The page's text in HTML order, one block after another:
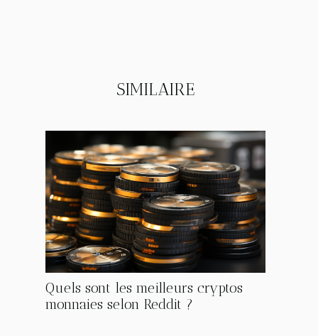
SIMILAIRE
Quels sont les meilleurs cryptos
monnaies selon Reddit ?